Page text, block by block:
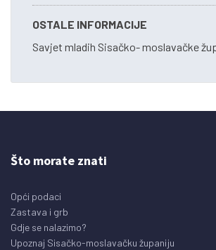
OSTALE INFORMACIJE
Savjet mladih Sisačko- moslavačke
Što morate znati
Opći podaci
Zastava i grb
Gdje se nalazimo?
Upoznaj Sisačko-moslavačku županiju